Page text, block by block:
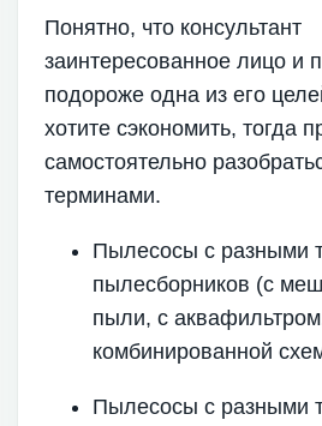
Понятно, что консультант
заинтересованное лицо и
подороже одна из его
хотите сэкономить, тогда
самостоятельно
терминами.
Пылесосы с разными
пылесборников (с
пыли, с
комбинированной
Пылесосы с разными